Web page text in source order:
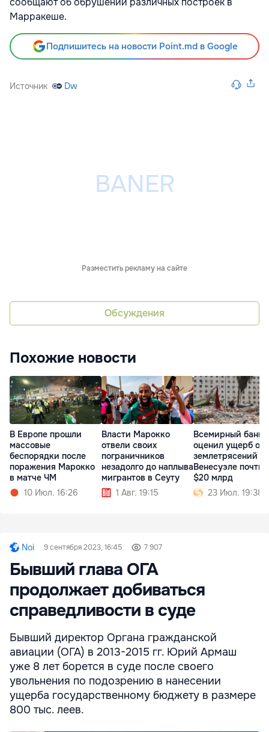
Марракеше.
Подпишитесь на новости Point.md в Google
Источник Dw
Разместить рекламу на сайте
Обсуждения
Похожие новости
В Европе прошли
массовые
беспорядки после
поражения Марокко
в матче ЧМ
10 Июл. 16:26
Власти Марокко
отвели своих
пограничников
незадолго до наплыва
мигрантов в Сеуту
1 Авг. 19:15
Всемирный банк
оценил ущерб от
землетрясений в
Венесуэле почти
$20 млрд
23 Июл. 19:38
Noi 9 сентября 2023, 16:45 7 907
Бывший глава ОГА
продолжает добиваться
справедливости в суде
Бывший директор Органа гражданской
авиации (ОГА) в 2013-2015 гг. Юрий Армаш
уже 8 лет борется в суде после своего
увольнения по подозрению в нанесении
ущерба государственному бюджету в размере
800 тыс. леев.